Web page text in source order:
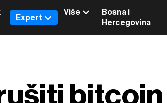
Bosna i
Hercegovina
Expert
Više
bitcoin